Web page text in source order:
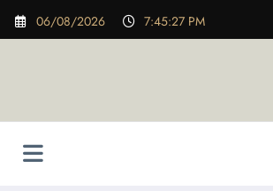
Saltar
06/08/2026 7:45:28 PM